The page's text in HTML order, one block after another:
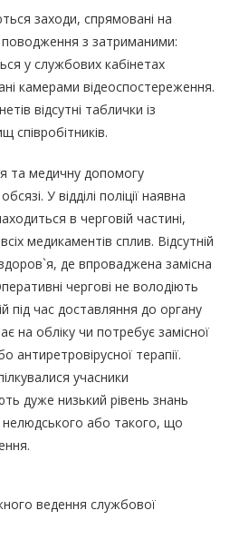
заходи, спрямовані на
з затриманими:
у службових кабінетах
камерами відеоспостереження.
відсутні таблички із
співробітників.
та медичну допомогу
У відділі поліції наявна
в черговій частині,
медикаментів сплив. Відсутній
де впроваджена замісна
чергові не володіють
під час доставляння до органу
на обліку чи потребує замісної
антиретровірусної терапії.
учасники
дуже низький рівень знань
або такого, що
ведення службової